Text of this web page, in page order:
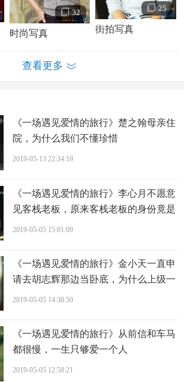
晓字，除了破晓之意，更希望他晓之以
的孩子。10岁那年，正在书法班练字的
出演了人生第一部电视剧《我们班的
里面扮演可爱小男孩孙东。
：2014年陈晓和陈妍希因主演《神雕侠
27日公布恋情。2016年7月5日，陈晓与
证登记结婚；7月19日，陈晓与陈妍希在
32
时尚写真
25
街拍写真
查看更多
《一场遇见爱情的旅行》楚之翰母亲住
院，为什么我们不懂珍惜
2019-05-13 22:34:19
《一场遇见爱情的旅行》李心月不愿意
见客栈老板，原来客栈老板的身份竟是
她
2019-05-05 15:01:09
《一场遇见爱情的旅行》金小天一直申
请去胡志辉那边当卧底，为什么上级一
直不同意？
2019-05-05 14:38:50
《一场遇见爱情的旅行》从前信和车马
都很慢，一生只够爱一个人
2019-05-05 12:58:21